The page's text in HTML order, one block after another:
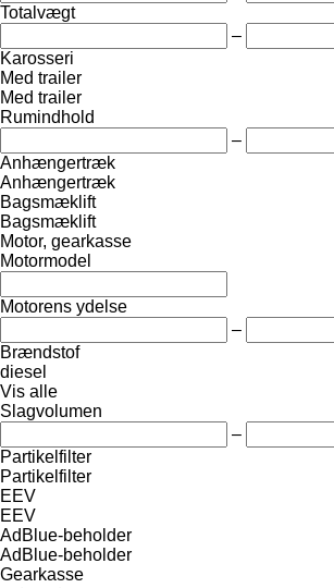
Totalvægt
–
Karosseri
Med trailer
Med trailer
Rumindhold
–
Anhængertræk
Anhængertræk
Bagsmæklift
Bagsmæklift
Motor, gearkasse
Motormodel
Motorens ydelse
–
Brændstof
diesel
Vis alle
Slagvolumen
–
Partikelfilter
Partikelfilter
EEV
EEV
AdBlue-beholder
AdBlue-beholder
Gearkasse